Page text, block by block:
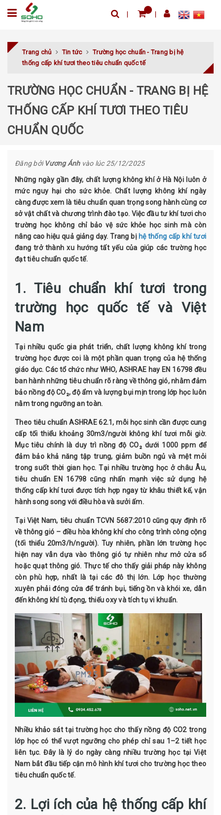
Trang chủ Tin tức
Trường học chuẩn - Trang bị hệ
thống cấp khí tươi theo tiêu chuẩn quốc tế
TRƯỜNG HỌC CHUẨN - TRANG BỊ HỆ
THỐNG CẤP KHÍ TƯƠI THEO TIÊU
CHUẨN QUỐC
Đăng bởiVương Ánhvào lúc 25/12/2025
Những ngày gần đây, chất lượng không khí ở Hà Nội luôn ở
mức nguy hại cho sức khỏe. Chất lượng không khí ngày
càng được xem là tiêu chuẩn quan trọng song hành cùng cơ
sở vật chất và chương trình đào tạo. Việc đầu tư khí tươi cho
trường học không chỉ bảo vệ sức khỏe học sinh mà còn
nâng cao hiệu quả giảng dạy. Trang bị hệ thống cấp khí tươi
đang trở thành xu hướng tất yếu của giúp các trường học
đạt tiêu chuẩn quốc tế.
1. Tiêu chuẩn khí tươi trong
trường học quốc tế và Việt
Nam
Tại nhiều quốc gia phát triển, chất lượng không khí trong
trường học được coi là một phần quan trọng của hệ thống
giáo dục. Các tổ chức như WHO, ASHRAE hay EN 16798 đều
ban hành những tiêu chuẩn rõ ràng về thông gió, nhằm đảm
bảo nồng độ CO₂, độ ẩm và lượng bụi mịn trong lớp học luôn
nằm trong ngưỡng an toàn.
Theo tiêu chuẩn ASHRAE 62.1, mỗi học sinh cần được cung
cấp tối thiểu khoảng 30m3/người không khí tươi mỗi giờ.
Mục tiêu chính là duy trì nồng độ CO₂ dưới 1000 ppm để
đảm bảo khả năng tập trung, giảm buồn ngủ và mệt mỏi
trong suốt thời gian học. Tại nhiều trường học ở châu Âu,
tiêu chuẩn EN 16798 cũng nhấn mạnh việc sử dụng hệ
thống cấp khí tươi được tích hợp ngay từ khâu thiết kế, vận
hành song song với điều hòa và sưởi ấm.
Tại Việt Nam, tiêu chuẩn TCVN 5687:2010 cũng quy định rõ
về thông gió – điều hòa không khí cho công trình công cộng
(tối thiểu 20m3/h/người). Tuy nhiên, phần lớn trường học
hiện nay vẫn dựa vào thông gió tự nhiên như mở cửa sổ
hoặc quạt thông gió. Thực tế cho thấy giải pháp này không
còn phù hợp, nhất là tại các đô thị lớn. Lớp học thường
xuyên phải đóng cửa để tránh bụi, tiếng ồn và khói xe, dẫn
đến không khí tù đọng, thiếu oxy và tích tụ vi khuẩn.
Nhiều khảo sát tại trường học cho thấy nồng độ CO2 trong
lớp học có thể vượt ngưỡng cho phép chỉ sau 1–2 tiết học
liên tục. Đây là lý do ngày càng nhiều trường học tại Việt
Nam bắt đầu tiếp cận mô hình khí tươi cho trường học theo
tiêu chuẩn quốc tế.
2. Lợi ích của hệ thống cấp khí